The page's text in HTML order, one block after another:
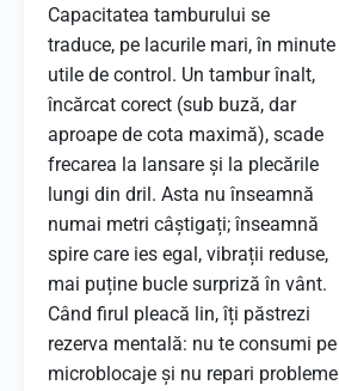
Capacitatea tamburului se
traduce, pe lacurile mari, în minute
utile de control. Un tambur înalt,
încărcat corect (sub buză, dar
aproape de cota maximă), scade
frecarea la lansare și la plecările
lungi din dril. Asta nu înseamnă
numai metri câștigați; înseamnă
spire care ies egal, vibrații reduse,
mai puține bucle surpriză în vânt.
Când firul pleacă lin, îți păstrezi
rezerva mentală: nu te consumi pe
microblocaje și nu repari probleme